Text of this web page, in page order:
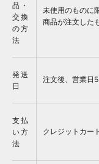
品・
交換
の方
法
未使用のものに
商品が注文した
発送
日
注文後、営業日5
支払
い方
法
クレジットカー